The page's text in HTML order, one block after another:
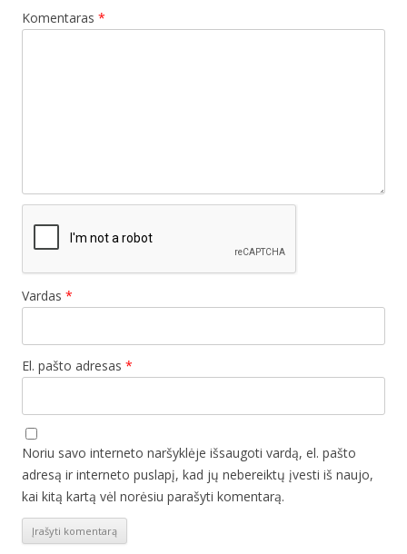
Komentaras *
Vardas *
El. pašto adresas *
Noriu savo interneto naršyklėje išsaugoti vardą, el. pašto
adresą ir interneto puslapį, kad jų nebereiktų įvesti iš naujo,
kai kitą kartą vėl norėsiu parašyti komentarą.